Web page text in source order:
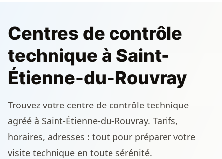
Centres de contrôle
technique à Saint-
Étienne-du-Rouvray
Trouvez votre centre de contrôle technique
agréé à Saint-Étienne-du-Rouvray. Tarifs,
horaires, adresses : tout pour préparer votre
visite technique en toute sérénité.